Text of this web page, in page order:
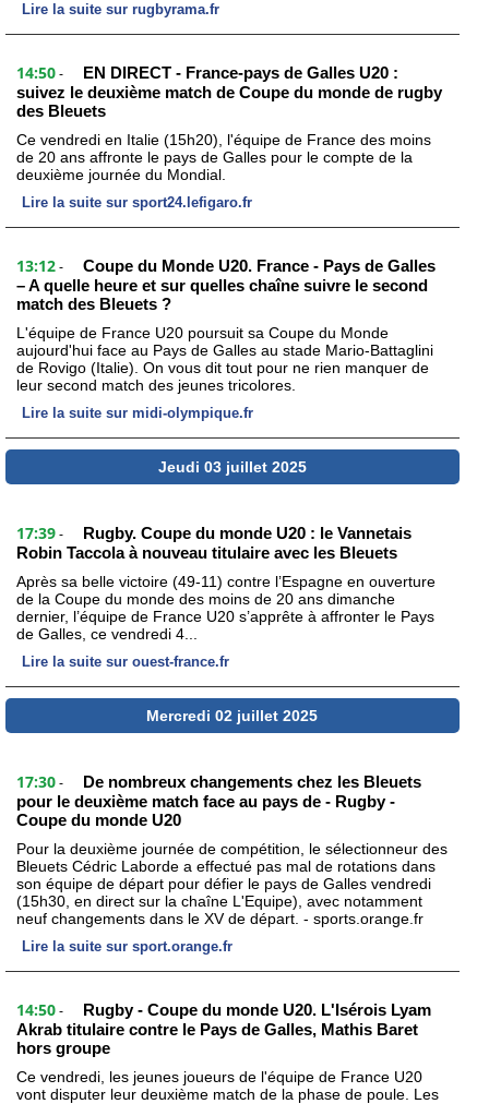
Lire la suite sur rugbyrama.fr
14:50 -
EN DIRECT - France-pays de Galles U20 :
suivez le deuxième match de Coupe du monde de rugby
des Bleuets
Ce vendredi en Italie (15h20), l'équipe de France des moins
de 20 ans affronte le pays de Galles pour le compte de la
deuxième journée du Mondial.
Lire la suite sur sport24.lefigaro.fr
13:12 -
Coupe du Monde U20. France - Pays de Galles
– A quelle heure et sur quelles chaîne suivre le second
match des Bleuets ?
L'équipe de France U20 poursuit sa Coupe du Monde
aujourd'hui face au Pays de Galles au stade Mario-Battaglini
de Rovigo (Italie). On vous dit tout pour ne rien manquer de
leur second match des jeunes tricolores.
Lire la suite sur midi-olympique.fr
Jeudi 03 juillet 2025
17:39 -
Rugby. Coupe du monde U20 : le Vannetais
Robin Taccola à nouveau titulaire avec les Bleuets
Après sa belle victoire (49-11) contre l’Espagne en ouverture
de la Coupe du monde des moins de 20 ans dimanche
dernier, l’équipe de France U20 s’apprête à affronter le Pays
de Galles, ce vendredi 4...
Lire la suite sur ouest-france.fr
Mercredi 02 juillet 2025
17:30 -
De nombreux changements chez les Bleuets
pour le deuxième match face au pays de - Rugby -
Coupe du monde U20
Pour la deuxième journée de compétition, le sélectionneur des
Bleuets Cédric Laborde a effectué pas mal de rotations dans
son équipe de départ pour défier le pays de Galles vendredi
(15h30, en direct sur la chaîne L'Equipe), avec notamment
neuf changements dans le XV de départ. - sports.orange.fr
Lire la suite sur sport.orange.fr
14:50 -
Rugby - Coupe du monde U20. L'Isérois Lyam
Akrab titulaire contre le Pays de Galles, Mathis Baret
hors groupe
Ce vendredi, les jeunes joueurs de l'équipe de France U20
vont disputer leur deuxième match de la phase de poule. Les